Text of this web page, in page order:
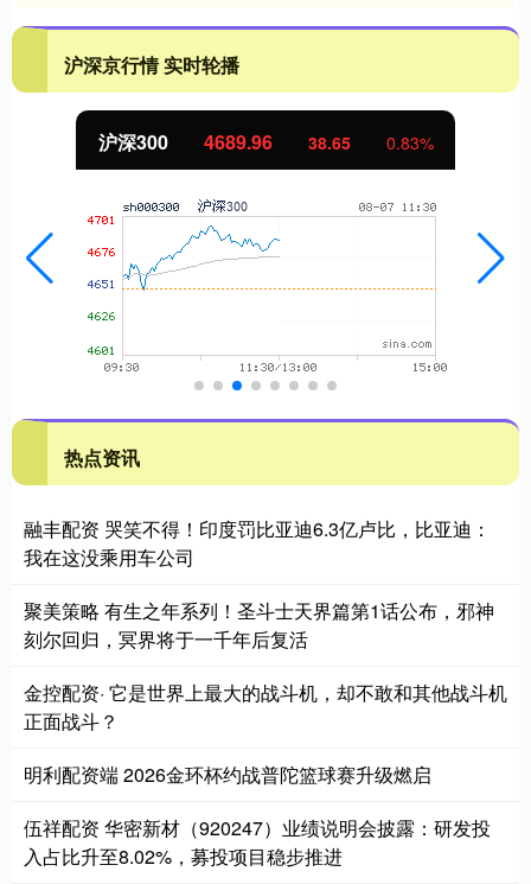
沪深京行情 实时轮播
北证50 1129.72
热点资讯
融丰配资 哭笑不得！印度罚比亚迪6.3亿卢比，比亚迪：
我在这没乘用车公司
聚美策略 有生之年系列！圣斗士天界篇第1话公布，邪神
刻尔回归，冥界将于一千年后复活
金控配资· 它是世界上最大的战斗机，却不敢和其他战斗机
正面战斗？
明利配资端 2026金环杯约战普陀篮球赛升级燃启
伍祥配资 华密新材（920247）业绩说明会披露：研发投
入占比升至8.02%，募投项目稳步推进